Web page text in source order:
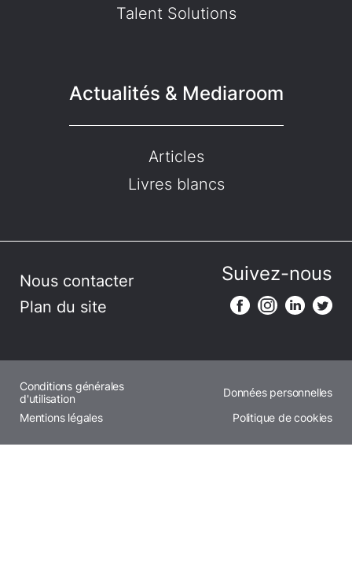
Talent Solutions
Actualités & Mediaroom
Articles
Livres blancs
Nous contacter
Plan du site
Suivez-nous
Conditions générales
d'utilisation
Données personnelles
Mentions légales
Politique de cookies